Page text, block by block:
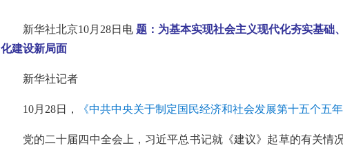
新华社北京10月28日电 题：为基本实现社会主义现代化夯实基
化建设新局面
新华社记者
10月28日， 《中共中央关于制定国民经济和社会发展第十五个五年
党的二十届四中全会上，习近平总书记就《建议》起草的有关情